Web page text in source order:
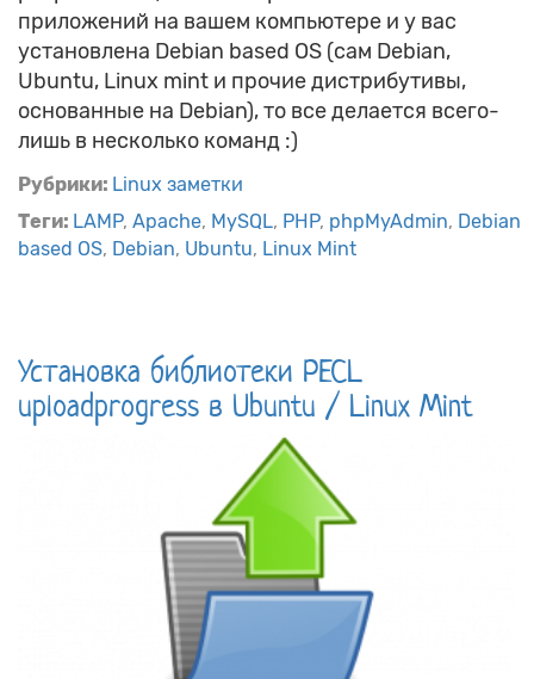
приложений на вашем компьютере и у вас
установлена Debian based OS (сам Debian,
Ubuntu, Linux mint и прочие дистрибутивы,
основанные на Debian), то все делается всего-
лишь в несколько команд :)
Рубрики: Linux заметки
Теги: LAMP Apache MySQL PHP phpMyAdmin
Debian
based OS Debian Ubuntu Linux Mint
Установка библиотеки PECL
uploadprogress в Ubuntu / Linux Mint